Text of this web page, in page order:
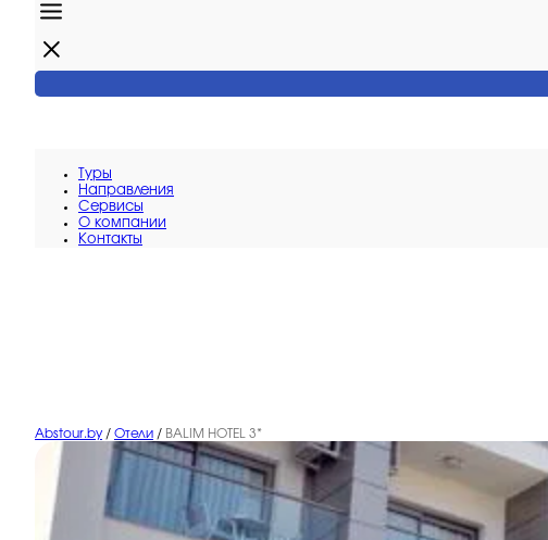
Туры
Направления
Сервисы
O компании
Контакты
Abstour.by / Отели / BALIM HOTEL 3*